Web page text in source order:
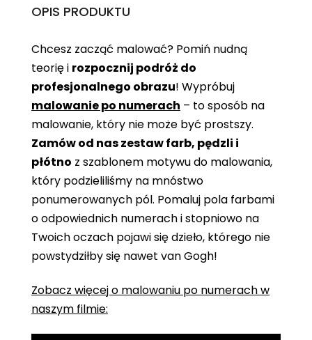
OPIS PRODUKTU
Chcesz zacząć malować? Pomiń nudną
teorię i rozpocznij podróż do
profesjonalnego obrazu! Wypróbuj
malowanie po numerach – to sposób na
malowanie, który nie może być prostszy.
Zamów od nas zestaw farb, pędzli i
płótno z szablonem motywu do malowania,
który podzieliliśmy na mnóstwo
ponumerowanych pól. Pomaluj pola farbami
o odpowiednich numerach i stopniowo na
Twoich oczach pojawi się dzieło, którego nie
powstydziłby się nawet van Gogh!
Zobacz więcej o malowaniu po numerach w
naszym filmie: